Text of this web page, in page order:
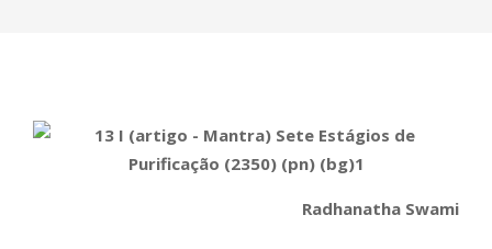
Radhanatha Swami